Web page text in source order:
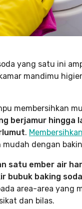
yang satu ini
mandimu
membersihkan
berjamur hingga
.
mudah dengan
satu ember air
bubuk baking soda
area-area yang
dan bilas.